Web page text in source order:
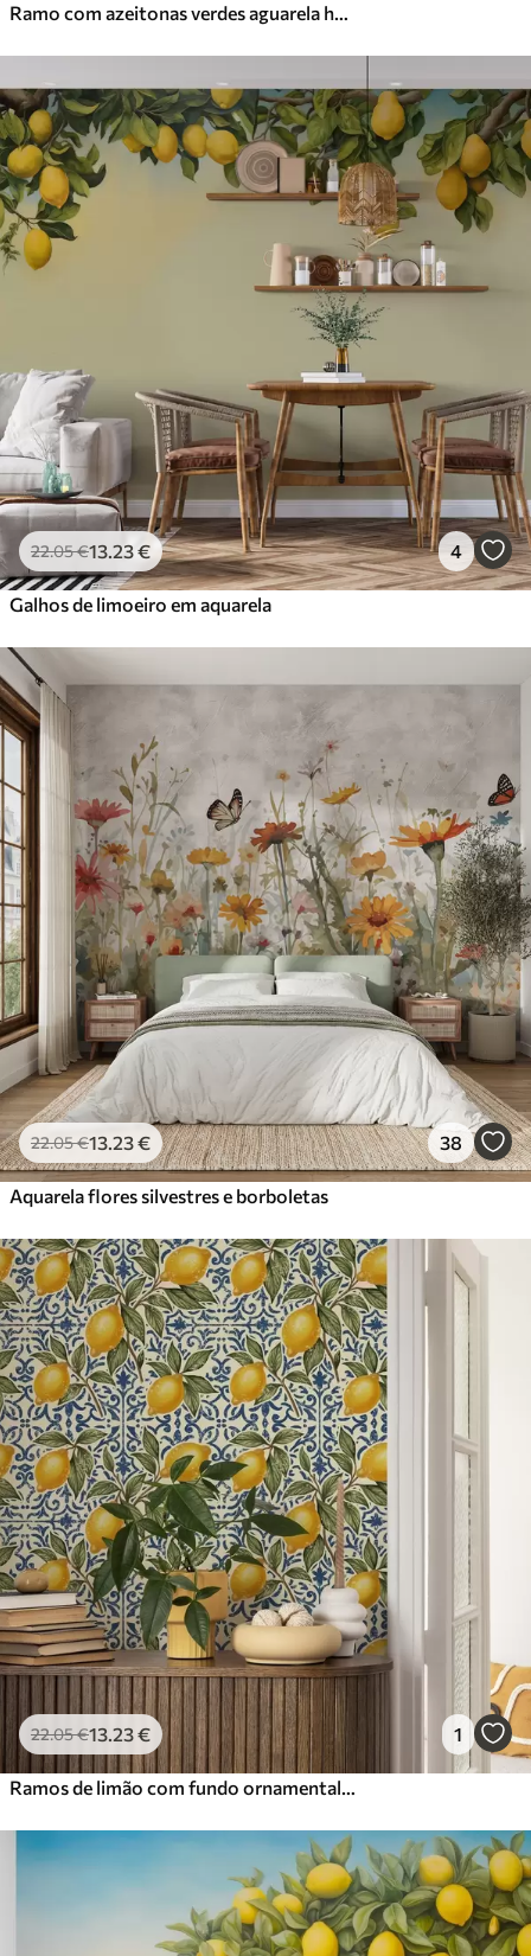
Ramo com azeitonas verdes aguarela húmida
22.05€13.23€ 4
Galhos de limoeiro em aquarela
22.05€13.23€ 38
Aquarela flores silvestres e borboletas
22.05€13.23€ 1
Ramos de limão com fundo ornamental azul